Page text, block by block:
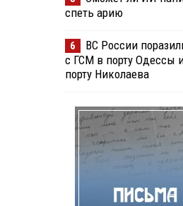
спеть арию
6
ВС России
с ГСМ в порту Одессы
порту Николаева